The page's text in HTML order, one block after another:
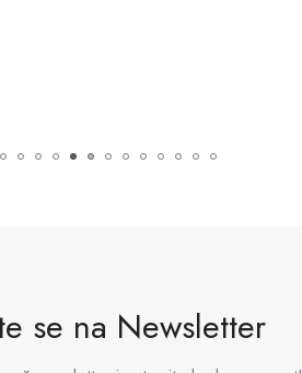
se na Newsletter